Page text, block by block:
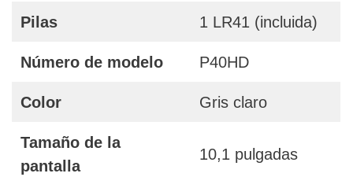
Pilas 1 LR41 (incluida)
Número de modelo P40HD
Color Gris claro
Tamaño de la
pantalla
10,1 pulgadas